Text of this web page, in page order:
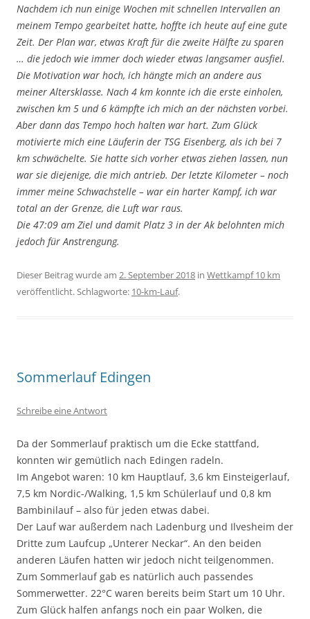
Nachdem ich nun einige Wochen mit schnellen Intervallen an
meinem Tempo gearbeitet hatte, hoffte ich heute auf eine gute
Zeit. Der Plan war, etwas Kraft für die zweite Hälfte zu sparen
… die jedoch wie immer doch wieder etwas langsamer ausfiel.
Die Motivation war hoch, ich hängte mich an andere aus
meiner Altersklasse. Nach 4 km konnte ich die erste einholen,
zwischen km 5 und 6 kämpfte ich mich an der nächsten vorbei.
Aber dann das Tempo hoch halten war hart. Zum Glück
motivierte mich eine Läuferin der TSG Eisenberg, als ich bei 7
km schwächelte. Sie hatte sich vorher etwas ziehen lassen, nun
war sie diejenige, die mich antrieb. Der letzte Kilometer – noch
immer meine Schwachstelle – war ein harter Kampf, ich war
total an der Grenze, die Luft war raus.
Die 47:09 am Ziel und damit Platz 3 in der Ak belohnten mich
jedoch für Anstrengung.
Dieser Beitrag wurde am 2. September 2018 in Wettkampf 10 km
veröffentlicht. Schlagworte: 10-km-Lauf.
Sommerlauf Edingen
Schreibe eine Antwort
Da der Sommerlauf praktisch um die Ecke stattfand,
konnten wir gemütlich nach Edingen radeln.
Im Angebot waren: 10 km Hauptlauf, 3,6 km Einsteigerlauf,
7,5 km Nordic-/Walking, 1,5 km Schülerlauf und 0,8 km
Bambinilauf – also für jeden etwas dabei.
Der Lauf war außerdem nach Ladenburg und Ilvesheim der
Dritte zum Laufcup „Unterer Neckar“. An den beiden
anderen Läufen hatten wir jedoch nicht teilgenommen.
Zum Sommerlauf gab es natürlich auch passendes
Sommerwetter. 22°C waren bereits beim Start um 10 Uhr.
Zum Glück halfen anfangs noch ein paar Wolken, die